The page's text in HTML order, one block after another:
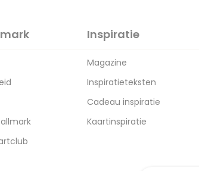
Inspiratie
Magazine
Inspiratieteksten
Cadeau inspiratie
Kaartinspiratie